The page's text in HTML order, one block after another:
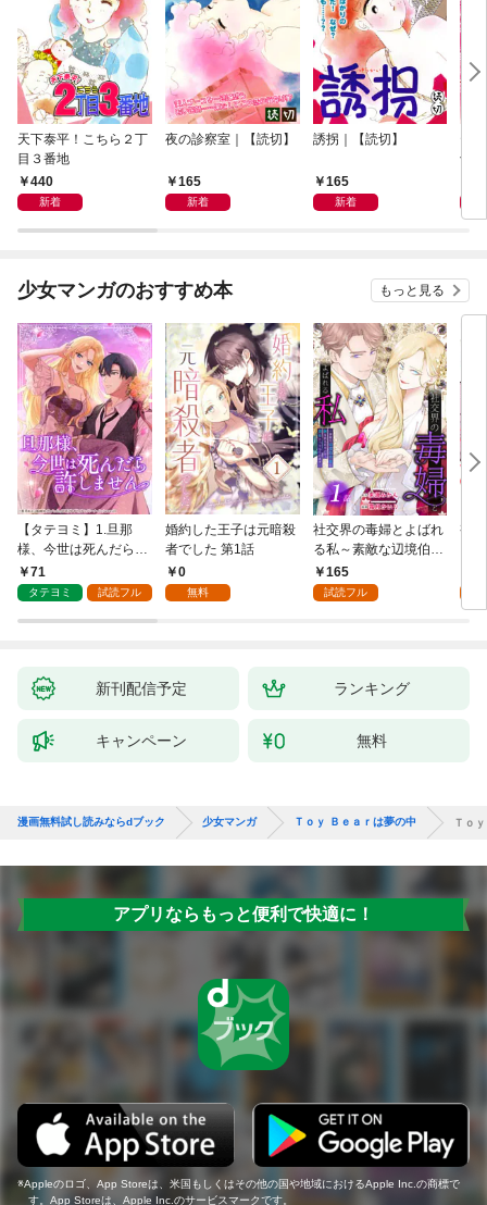
天下泰平！こちら２丁
目３番地
440
新着
夜の診察室｜【読切】
165
新着
誘拐｜【読切】
165
新着
切】
少女マンガのおすすめ本 もっと見る
【タテヨミ】1.旦那
様、今世は死んだら許
しません
71
タテヨミ 試読フル
婚約した王子は元暗殺
者でした 第1話
0
無料
社交界の毒婦とよばれ
る私～素敵な辺境伯令
息に腕を折られたの
で、責任とってもらい
165
試読フル
視
新刊配信予定 ランキング
キャンペーン 無料
漫画無料試し読みならdブック 少女マンガ Ｔｏｙ Ｂｅａｒは夢の中 Ｔｏ
アプリならもっと便利で快適に！
Appleのロゴ、App Storeは、米国もしくはその他の国や地域におけるApple Inc.の商標で
す。App Storeは、Apple Inc.のサービスマークです。